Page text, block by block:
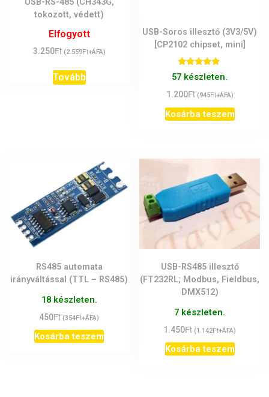
tokozott, védett)
Elfogyott
3.250Ft (2.559Ft+ÁFA)
Tovább
USB-Soros illesztő (3V3/5V)
[CP2102 chipset, mini]
Értékelés:
5.00
57 készleten.
1.200Ft (945Ft+ÁFA)
Kosárba teszem
RS485 automata
irányváltással (TTL – RS485)
18 készleten.
450Ft (354Ft+ÁFA)
Kosárba teszem
USB-RS485 illesztő
(FT232RL; Modbus, Fieldbus,
DMX512)
7 készleten.
1.450Ft (1.142Ft+ÁFA)
Kosárba teszem